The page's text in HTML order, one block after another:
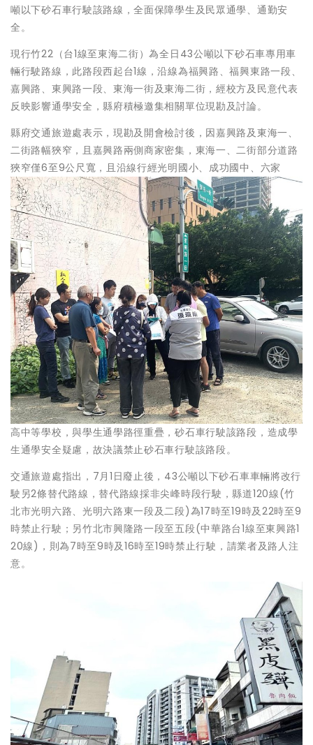
噸以下砂石車行駛該路線，全面保障學生及民眾通學、通勤安
全。
現行竹22（台1線至東海二街）為全日43公噸以下砂石車專用車
輛行駛路線，此路段西起台1線，沿線為福興路、福興東路一段、
嘉興路、東興路一段、東海一街及東海二街，經校方及民意代表
反映影響通學安全，縣府積極邀集相關單位現勘及討論。
縣府交通旅遊處表示，現勘及開會檢討後，因嘉興路及東海一、
二街路幅狹窄，且嘉興路兩側商家密集，東海一、二街部分道路
狹窄僅6至9公尺寬，且沿線行經光明國小、成功國中、六家
高中等學校，與學生通學路徑重疊，砂石車行駛該路段，造成學
生通學安全疑慮，故決議禁止砂石車行駛該路段。
交通旅遊處指出，7月1日廢止後，43公噸以下砂石車車輛將改行
駛另2條替代路線，替代路線採非尖峰時段行駛，縣道120線(竹
北市光明六路、光明六路東一段及二段)為17時至19時及22時至9
時禁止行駛；另竹北市興隆路一段至五段(中華路台1線至東興路1
20線)，則為7時至9時及16時至19時禁止行駛，請業者及路人注
意。